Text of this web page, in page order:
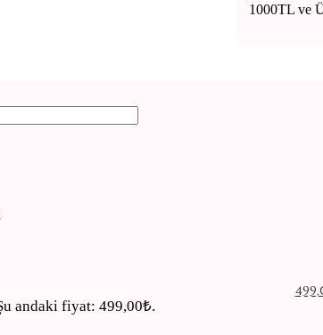
1000TL ve
andaki fiyat: 499,00₺.